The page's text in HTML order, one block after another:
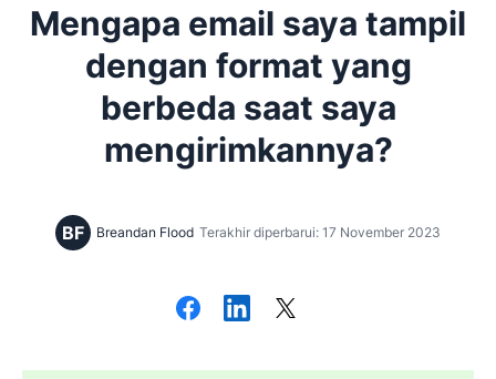
Mengapa email saya tampil
dengan format yang
berbeda saat saya
mengirimkannya?
BF Breandan Flood Terakhir diperbarui: 17 November 2023